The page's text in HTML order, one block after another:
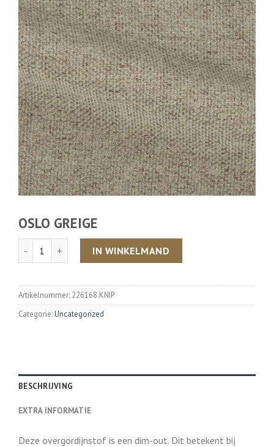
OSLO GREIGE
Aantal IN WINKELMAND
Artikelnummer: 226168.KNIP
Categorie:Uncategorized
BESCHRIJVING
EXTRA INFORMATIE
Deze overgordijnstof is een dim-out. Dit betekent bij